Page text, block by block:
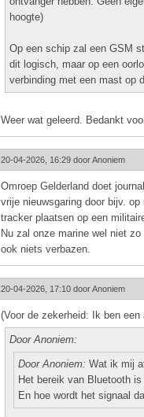
hoogte)
Op een schip zal een GSM
dit logisch, maar op een
verbinding met een mast op
Weer wat geleerd. Bedankt
20-04-2026, 16:29 doorAnoniem
Omroep Gelderland doet
vrije nieuwsgaring door bijv.
tracker plaatsen op een
Nu zal onze marine wel niet
ook niets verbazen.
20-04-2026, 17:10 doorAnoniem
(Voor de zekerheid: Ik ben
Door Anoniem:
Door Anoniem: Wat ik mij
Het bereik van Bluetooth
En hoe wordt het signaal